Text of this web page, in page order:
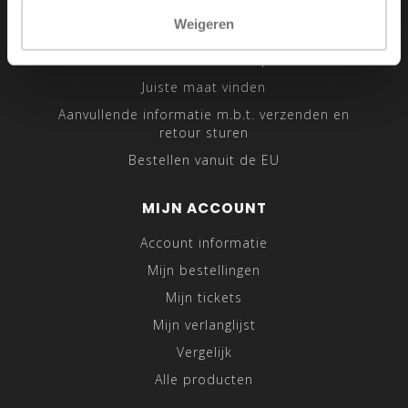
Weigeren
Traveling Tailor
Juiste maat vinden
Aanvullende informatie m.b.t. verzenden en
retour sturen
Bestellen vanuit de EU
MIJN ACCOUNT
Account informatie
Mijn bestellingen
Mijn tickets
Mijn verlanglijst
Vergelijk
Alle producten